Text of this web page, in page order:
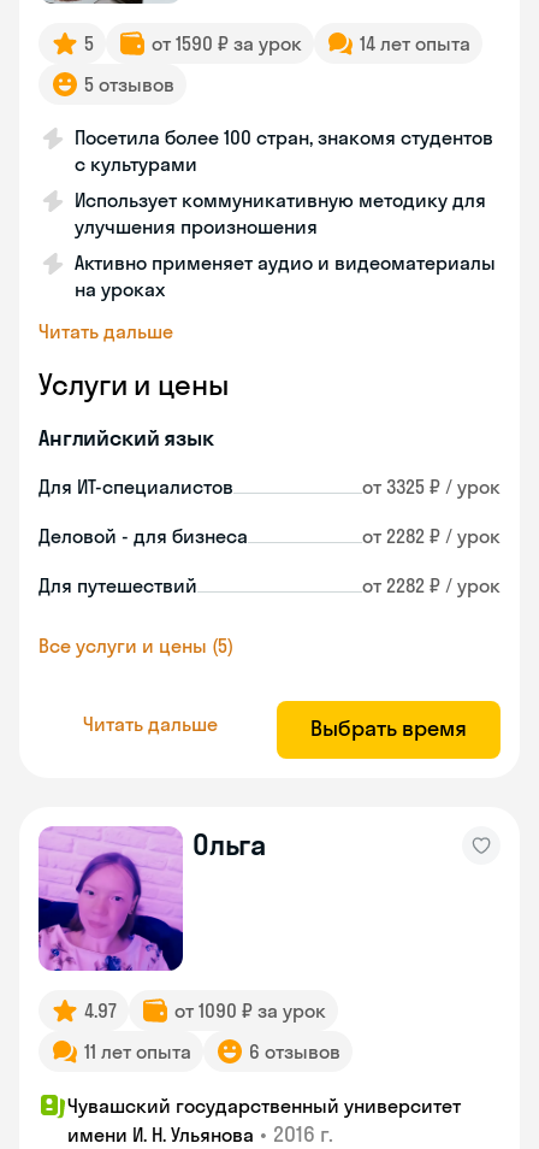
5 от 1590 ₽ за урок
14 лет опыта
5 отзывов
Посетила более 100 стран, знакомя студентов
с культурами
Использует коммуникативную методику для
улучшения произношения
Активно применяет аудио и видеоматериалы
на уроках
Читать дальше
Услуги и цены
Английский язык
Для ИТ-специалистов от 3325 ₽ / урок
Деловой - для бизнеса от 2282 ₽ / урок
Для путешествий от 2282 ₽ / урок
Все услуги и цены (5)
Читать дальше Выбрать время
Ольга
4.97
от 1090 ₽ за урок
11 лет опыта
6 отзывов
Чувашский государственный университет
имени И. Н. Ульянова • 2016 г.